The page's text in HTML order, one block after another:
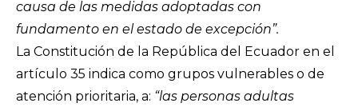
causa de las medidas adoptadas con
fundamento en el estado de excepción”.
La Constitución de la República del Ecuador en el
artículo 35 indica como grupos vulnerables o de
atención prioritaria, a: “las personas adultas